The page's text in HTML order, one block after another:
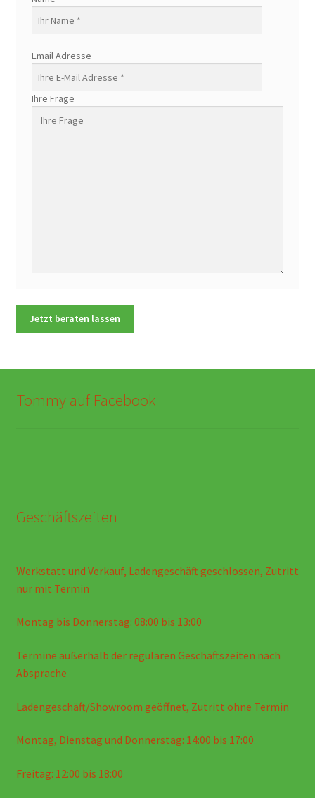
Email Adresse
Ihre Frage
Tommy auf Facebook
Geschäftszeiten
Werkstatt und Verkauf, Ladengeschäft geschlossen, Zutritt
nur mit Termin
Montag bis Donnerstag: 08:00 bis 13:00
Termine außerhalb der regulären Geschäftszeiten nach
Absprache
Ladengeschäft/Showroom geöffnet, Zutritt ohne Termin
Montag, Dienstag und Donnerstag: 14:00 bis 17:00
Freitag: 12:00 bis 18:00